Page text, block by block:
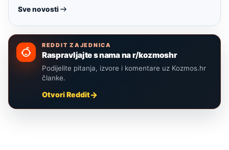
Sve novosti
REDDIT ZAJEDNICA
Raspravljajte s nama na r/kozmoshr
Podijelite pitanja, izvore i komentare uz Kozmos.hr
članke.
Otvori Reddit